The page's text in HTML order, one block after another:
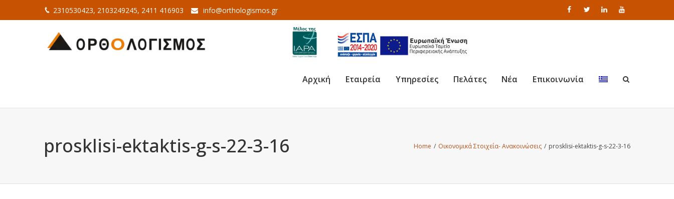
2310530423, 2103249245, 2411 416903 info@orthologismos.gr
Αρχική Εταιρεία Υπηρεσίες Πελάτες Νέα Επικοινωνία
prosklisi-ektaktis-g-s-22-3-16 Home / Οικονομικά Στοιχεία- Ανακοινώσεις / prosklisi-ektaktis-g-s-22-3-16